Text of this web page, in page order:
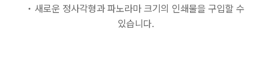
• 새로운 정사각형과 파노라마 크기의 인쇄물을 구입할 수
있습니다.